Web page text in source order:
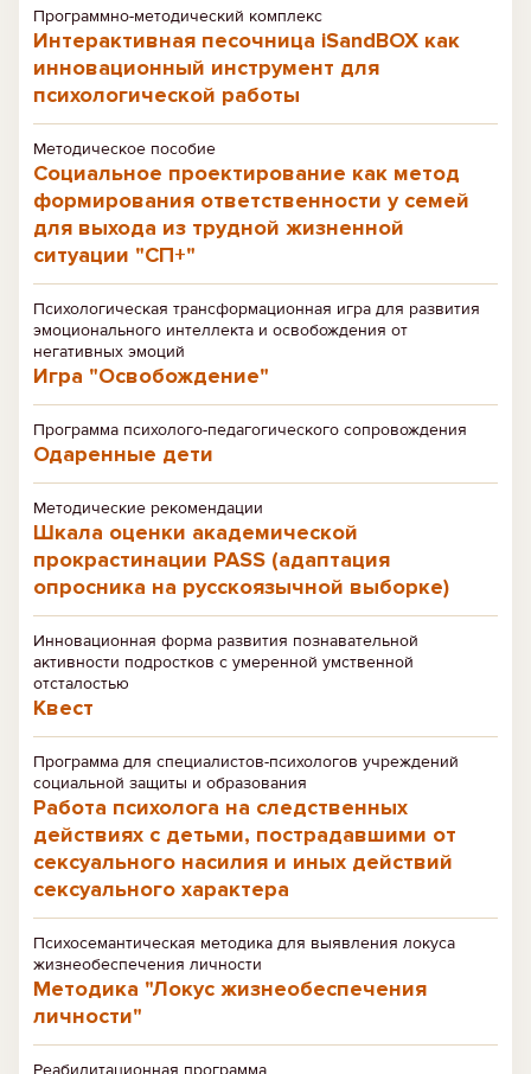
Программно-методический комплекс
Интерактивная песочница iSandBOX как
инновационный инструмент для
психологической работы
Методическое пособие
Социальное проектирование как метод
формирования ответственности у семей
для выхода из трудной жизненной
ситуации "СП+"
Психологическая трансформационная игра для развития
эмоционального интеллекта и освобождения от
негативных эмоций
Игра "Освобождение"
Программа психолого-педагогического сопровождения
Одаренные дети
Методические рекомендации
Шкала оценки академической
прокрастинации PASS (адаптация
опросника на русскоязычной выборке)
Инновационная форма развития познавательной
активности подростков с умеренной умственной
отсталостью
Квест
Программа для специалистов-психологов учреждений
социальной защиты и образования
Работа психолога на следственных
действиях с детьми, пострадавшими от
сексуального насилия и иных действий
сексуального характера
Психосемантическая методика для выявления локуса
жизнеобеспечения личности
Методика "Локус жизнеобеспечения
личности"
Реабилитационная программа